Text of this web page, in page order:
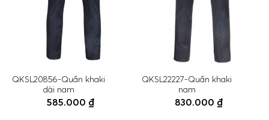
QKSL20856-Quần khaki
dài nam
585.000 ₫
QKSL22227-Quần khaki
nam
830.000 ₫